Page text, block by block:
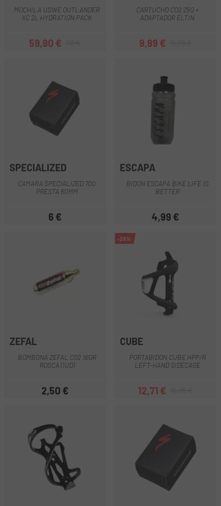
MOCHILA USWE OUTLANDER
XC 2L HYDRATION PACK
Precio
59,90 €Precio regular
CARTUCHO CO2 25G +
ADAPTADOR ELTIN
Precio
9,99 €Precio regular
SPECIALIZED
CAMARA SPECIALIZED 700
PRESTA 60MM
Precio
6 €
ESCAPA
BIDON ESCAPA BIKE LIFE IS
BETTER
Precio
4,99 €
ZEFAL
BOMBONA ZEFAL CO2 16GR
ROSCA (1UD)
Precio
2,50 €
-25%
CUBE
PORTABIDON CUBE HPP/R
LEFT-HAND SIDECAGE
Precio
12,71 €Precio regular